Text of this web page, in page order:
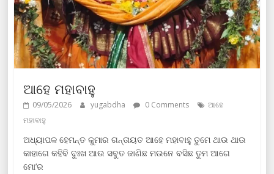
ଆହେ ମହାବାହୁ
09/05/2026 yugabdha 0 Comments
ଆହେ
ମହାବାହୁ
ଅଧ୍ୟାପକ ହେମନ୍ତ କୁମାର ଗନ୍ତାୟତ ଆହେ ମହାବାହୁ ତୁମେ ଥାଉ ଥାଉ
କାହାଗେ କହିବି ଦୁଃଖ ଆଉ ସବୁତ ଜାଣିଛ ମଉନେ ବସିଛ ତୁମ ଆଗେ
ମୋ’ର